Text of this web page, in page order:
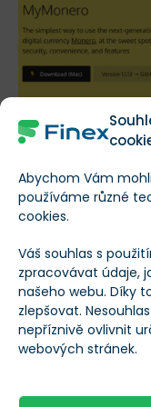
Abychom Vám
používáme různé
cookies.
Váš souhlas s
zpracovávat údaje,
našeho webu. Díky
zlepšovat.
nepříznivě ovlivnit
webových stránek.
Peněženka
Monero. Je
Také je možné
zde se bohužel
serverů